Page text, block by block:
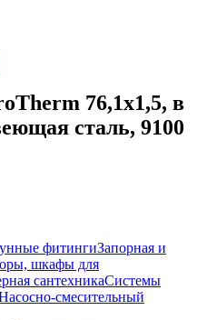
76,1x1,5, в
сталь, 9100
фитингиЗапорная и
шкафы для
сантехникаСистемы
смесительный